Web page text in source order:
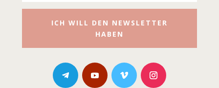
ICH WILL DEN NEWSLETTER
HABEN